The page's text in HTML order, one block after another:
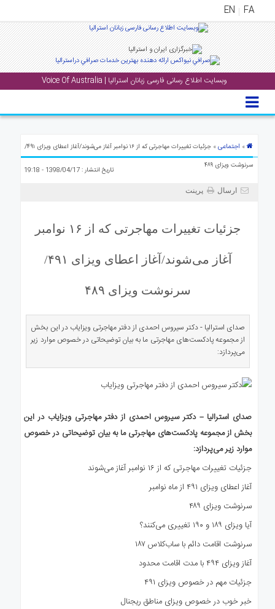
FA
EN
وبسایت اطلاع رسانی فارسی زبانان استرالیا | Voice Of Australia
منوی
اصلی
پادکست
ارتباط
» اجتماعی
» جزئیات تغییرات مهاجرتی که از ۱۶ نوامبر آغاز می‌شوند/آغاز اعطای ویزای ۴۹۱/
سرنوشت ویزای ۴۸۹
تاریخ انتشار : 1398/04/17 - 19:18
ارسال پرینت
جزئیات تغییرات مهاجرتی که از ۱۶ نوامبر
آغاز می‌شوند/آغاز اعطای ویزای ۴۹۱/
سرنوشت ویزای ۴۸۹
صدای استرالیا - دکتر سیروس احمدی از دفتر مهاجرتی ویزایاب در این بخش
از مجموعه پادکست‌های مهاجرتی ما به بیان توضیحاتی در خصوص موارد زیر
می‌پردازد:
صدای استرالیا – دکتر سیروس احمدی از دفتر مهاجرتی ویزایاب در این
بخش از مجموعه پادکست‌های مهاجرتی ما به بیان توضیحاتی در خصوص
موارد زیر می‌پردازد:
جزئیات تغییرات مهاجرتی که از ۱۶ نوامبر آغاز می‌شوند
آغاز اعطای ویزای ۴۹۱ از ماه نوامبر
سرنوشت ویزای ۴۸۹
آیا ویزای ۱۸۹ و ۱۹۰ تغییری می‌کنند؟
سرنوشت اقامت دائم با ساب‌کلاس ۱۸۷
آغاز ویزای ۴۹۴ با مدت اقامت محدود
جزئیات مهم در خصوص ویزای ۴۹۱
خبر خوب در خصوص ویزای مناطق ریجنال